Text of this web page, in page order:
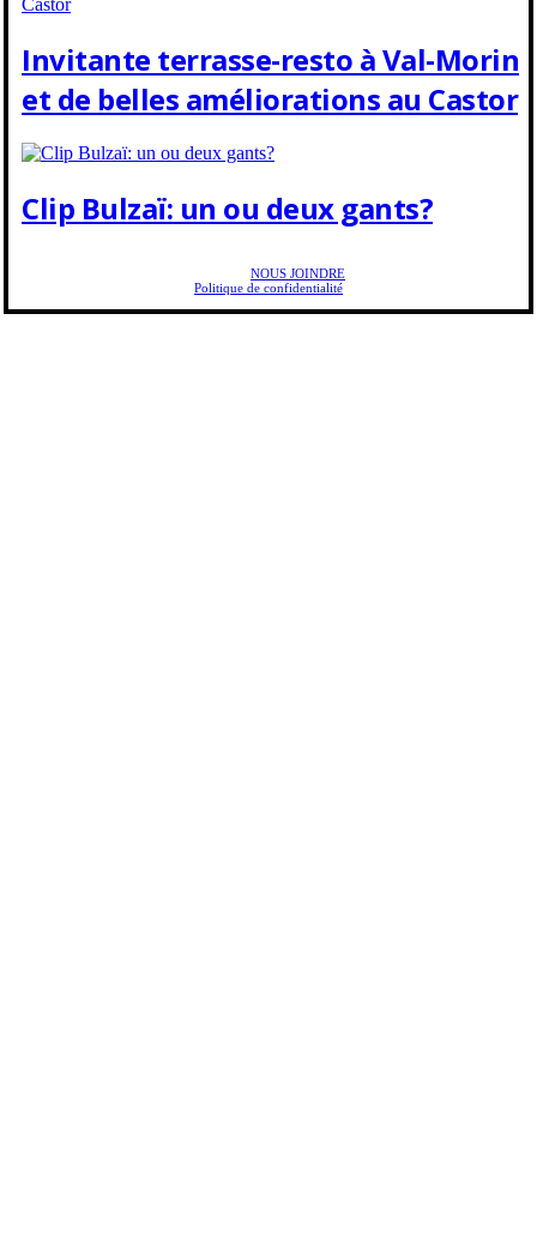
Invitante terrasse-resto à Val-Morin
et de belles améliorations au Castor
Clip Bulzaï: un ou deux gants?
NOUS JOINDRE
Politique de confidentialité